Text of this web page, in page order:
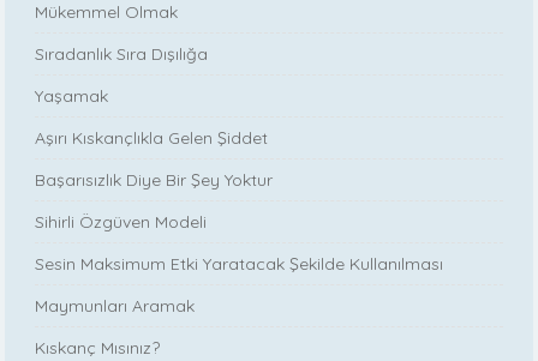
Mükemmel Olmak
Sıradanlık Sıra Dışılığa
Yaşamak
Aşırı Kıskançlıkla Gelen Şiddet
Başarısızlık Diye Bir Şey Yoktur
Sihirli Özgüven Modeli
Sesin Maksimum Etki Yaratacak Şekilde Kullanılması
Maymunları Aramak
Kıskanç Mısınız?